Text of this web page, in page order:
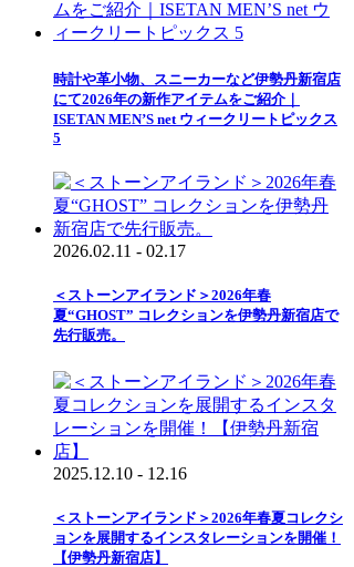
時計や革小物、スニーカーなど伊勢丹新宿店
にて2026年の新作アイテムをご紹介｜
ISETAN MEN’S net ウィークリートピックス
5
2026.02.11 - 02.17
＜ストーンアイランド＞2026年春
夏“GHOST” コレクションを伊勢丹新宿店で
先行販売。
2025.12.10 - 12.16
＜ストーンアイランド＞2026年春夏コレクシ
ョンを展開するインスタレーションを開催！
【伊勢丹新宿店】